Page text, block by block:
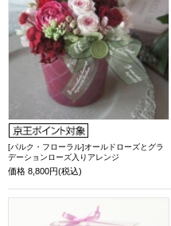
[パルク・フローラル]オールドローズとグラ
デーションローズ入りアレンジ
価格 8,800円(税込)